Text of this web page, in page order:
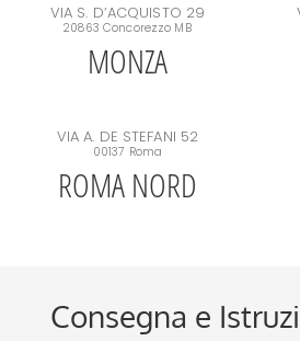
VIA S. D’ACQUISTO 29
20863 Concorezzo MB
MONZA
VIA A. DE STEFANI 52
00137 Roma
ROMA NORD
Consegna e